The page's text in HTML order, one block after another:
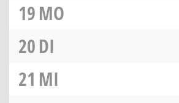
19MO
20DI
21 MI